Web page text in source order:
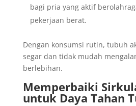
bagi pria yang aktif
pekerjaan berat.
Dengan konsumsi rutin, tubuh
segar dan tidak mudah
berlebihan.
Memperbaiki
untuk Daya Tahan